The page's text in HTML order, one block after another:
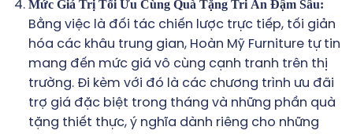
Mức Giá Trị Tối Ưu Cùng Quà Tặng Tri Ân Đậm Sâu:
Bằng việc là đối tác chiến lược trực tiếp, tối giản
hóa các khâu trung gian, Hoàn Mỹ Furniture tự tin
mang đến mức giá vô cùng cạnh tranh trên thị
trường. Đi kèm với đó là các chương trình ưu đãi
trợ giá đặc biệt trong tháng và những phần quà
tặng thiết thực, ý nghĩa dành riêng cho những